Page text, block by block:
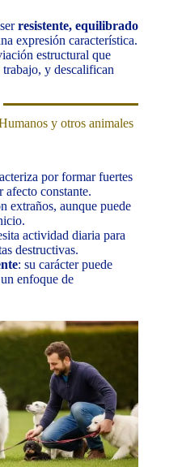
resistente, equilibrado
expresión característica.
estructural que
y descalifican
y otros animales
por formar fuertes
afecto constante.
extraños, aunque puede
actividad diaria para
destructivas.
: su carácter puede
enfoque de